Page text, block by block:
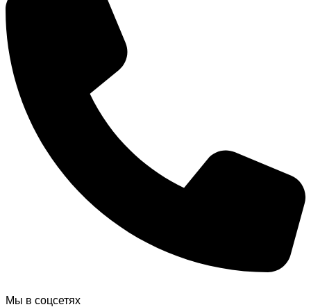
Мы в соцсетях